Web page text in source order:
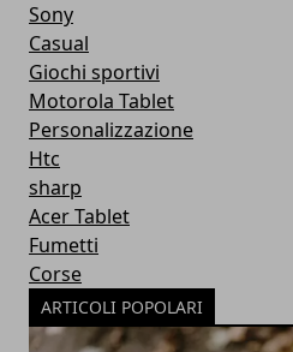
Sony
Casual
Giochi sportivi
Motorola Tablet
Personalizzazione
Htc
sharp
Acer Tablet
Fumetti
Corse
ARTICOLI POPOLARI